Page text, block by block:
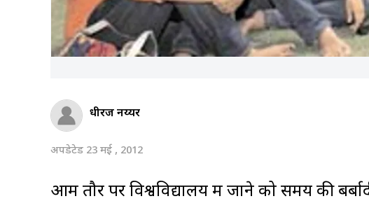
धीरज नय्यर
अपडेटेड 23 मई , 2012
आम तौर पर विश्वविद्यालय में जाने को समय की